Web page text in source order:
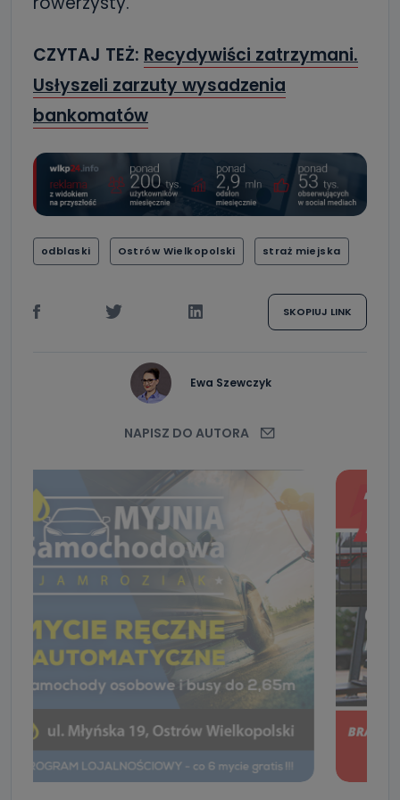
CZYTAJ TEŻ: Recydywiści zatrzymani.
Usłyszeli zarzuty wysadzenia
bankomatów
odblaski Ostrów Wielkopolski straż miejska
SKOPIUJ LINK
Ewa Szewczyk
NAPISZ DO AUTORA